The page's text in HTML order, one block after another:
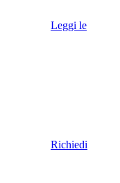
Leggi le
Richiedi